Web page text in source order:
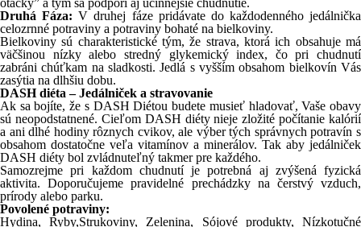
otáčky” a tým sa podporí aj účinnejšie chudnutie.
Druhá Fáza:V druhej fáze pridávate do každodenného jedálnička
celozrnné potraviny a potraviny bohaté na bielkoviny.
Bielkoviny sú charakteristické tým, že strava, ktorá ich obsahuje má
väčšinou nízky alebo stredný glykemický index, čo pri chudnutí
zabráni chúťkam na sladkosti. Jedlá s vyšším obsahom bielkovín Vás
zasýtia na dlhšiu dobu.
DASH diéta – Jedálniček a stravovanie
Ak sa bojíte, že s DASH Diétou budete musieť hladovať, Vaše obavy
sú neopodstatnené. Cieľom DASH diéty nieje zložité počítanie kalórií
a ani dlhé hodiny rôznych cvikov, ale výber tých správnych potravín s
obsahom dostatočne veľa vitamínov a minerálov. Tak aby jedálniček
DASH diéty bol zvládnuteľný takmer pre každého.
Samozrejme pri každom chudnutí je potrebná aj zvýšená fyzická
aktivita. Doporučujeme pravidelné prechádzky na čerstvý vzduch,
prírody alebo parku.
Povolené potraviny:
Hydina, Ryby,Strukoviny, Zelenina, Sójové produkty, Nízkotučné